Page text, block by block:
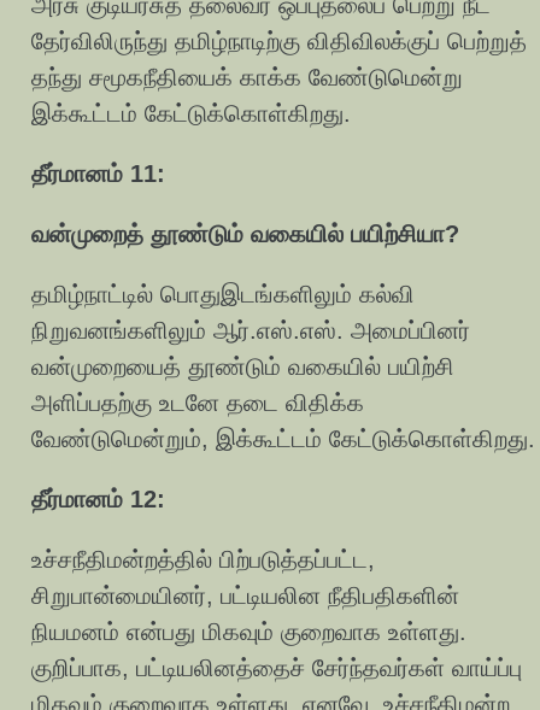
அரசு குடியரசுத் தலைவர் ஒப்புதலைப் பெற்று நீட்
தேர்விலிருந்து தமிழ்நாடிற்கு விதிவிலக்குப் பெற்றுத்
தந்து சமூகநீதியைக் காக்க வேண்டுமென்று
இக்கூட்டம் கேட்டுக்கொள்கிறது.
தீர்மானம் 11:
வன்முறைத் தூண்டும் வகையில் பயிற்சியா?
தமிழ்நாட்டில் பொதுஇடங்களிலும் கல்வி
நிறுவனங்களிலும் ஆர்.எஸ்.எஸ். அமைப்பினர்
வன்முறையைத் தூண்டும் வகையில் பயிற்சி
அளிப்பதற்கு உடனே தடை விதிக்க
வேண்டுமென்றும், இக்கூட்டம் கேட்டுக்கொள்கிறது.
தீர்மானம் 12:
உச்சநீதிமன்றத்தில் பிற்படுத்தப்பட்ட,
சிறுபான்மையினர், பட்டியலின நீதிபதிகளின்
நியமனம் என்பது மிகவும் குறைவாக உள்ளது.
குறிப்பாக, பட்டியலினத்தைச் சேர்ந்தவர்கள் வாய்ப்பு
மிகவும் குறைவாக உள்ளது. எனவே, உச்சநீதிமன்ற